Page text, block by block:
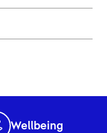
Wellbeing